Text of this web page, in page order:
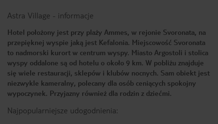
Astra Village - informacje
Hotel położony jest przy plaży Ammes, w rejonie Svoronata, na
przepięknej wyspie jaką jest Kefalonia. Miejscowość Svoronata
to nadmorski kurort w centrum wyspy. Miasto Argostoli i stolica
wyspy oddalone są od hotelu o około 9 km. W pobliżu znajduje
się wiele restauracji, sklepów i klubów nocnych. Sam obiekt jest
niezwykle kameralny, polecany dla osób ceniących spokojny
wypoczynek. Przyjazny również dla rodzin z dziećmi.
Najpopularniejsze udogodnienia: